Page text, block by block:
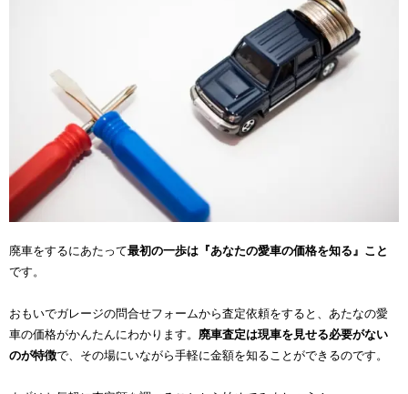
廃車をするにあたって最初の一歩は『あなたの愛車の価格を知る』こと
です。
おもいでガレージの問合せフォームから査定依頼をすると、あたなの愛
車の価格がかんたんにわかります。 廃車査定は現車を見せる必要がない
のが特徴で、その場にいながら手軽に金額を知ることができるのです。